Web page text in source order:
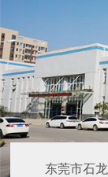
东莞市石龙